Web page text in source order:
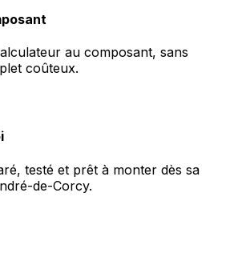
au composant, sans
coûteux.
testé et prêt à monter dès sa
de-Corcy.